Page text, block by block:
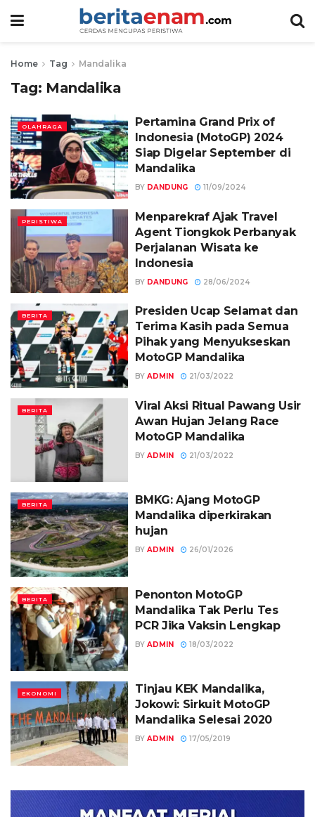
Home Tag Mandalika
Tag: Mandalika
OLAHRAGA
Pertamina Grand Prix of
Indonesia (MotoGP) 2024
Siap Digelar September di
Mandalika
BY DANDUNG 11/09/2024
PERISTIWA
Menparekraf Ajak Travel
Agent Tiongkok Perbanyak
Perjalanan Wisata ke
Indonesia
BY DANDUNG 28/06/2024
BERITA
Presiden Ucap Selamat dan
Terima Kasih pada Semua
Pihak yang Menyukseskan
MotoGP Mandalika
BY ADMIN 21/03/2022
BERITA
Viral Aksi Ritual Pawang Usir
Awan Hujan Jelang Race
MotoGP Mandalika
BY ADMIN 21/03/2022
BERITA
BMKG: Ajang MotoGP
Mandalika diperkirakan
hujan
BY ADMIN 26/01/2026
BERITA
Penonton MotoGP
Mandalika Tak Perlu Tes
PCR Jika Vaksin Lengkap
BY ADMIN 18/03/2022
EKONOMI
Tinjau KEK Mandalika,
Jokowi: Sirkuit MotoGP
Mandalika Selesai 2020
BY ADMIN 17/05/2019